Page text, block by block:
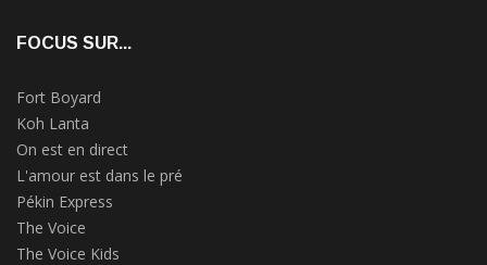
FOCUS SUR...
Fort Boyard
Koh Lanta
On est en direct
L'amour est dans le pré
Pékin Express
The Voice
The Voice Kids